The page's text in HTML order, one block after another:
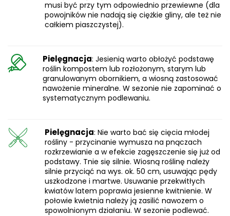
musi być przy tym odpowiednio przewiewne (dla
powojników nie nadają się ciężkie gliny, ale też nie
całkiem piaszczystej).
Pielęgnacja: Jesienią warto obłożyć podstawę
roślin kompostem lub rozłożonym, starym lub
granulowanym obornikiem, a wiosną zastosować
nawożenie mineralne. W sezonie nie zapominać o
systematycznym podlewaniu.
Pielęgnacja: Nie warto bać się cięcia młodej
rośliny - przycinanie wymusza na pnączach
rozkrzewianie a w efekcie zagęszczenie się już od
podstawy. Tnie się silnie. Wiosną roślinę należy
silnie przyciąć na wys. ok. 50 cm, usuwając pędy
uszkodzone i martwe. Usuwanie przekwitłych
kwiatów latem poprawia jesienne kwitnienie. W
połowie kwietnia należy ją zasilić nawozem o
spowolnionym działaniu. W sezonie podlewać.